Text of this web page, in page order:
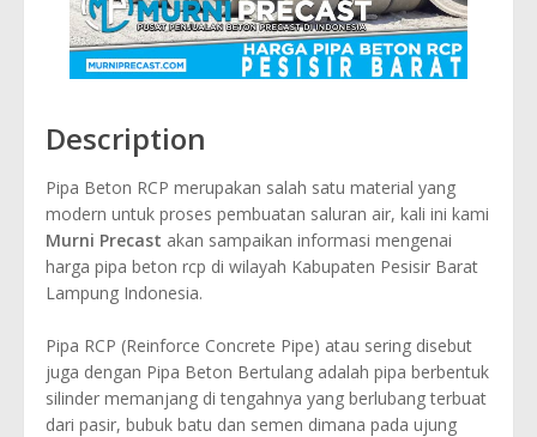
Description
Pipa Beton RCP merupakan salah satu material yang
modern untuk proses pembuatan saluran air, kali ini kami
Murni Precast akan sampaikan informasi mengenai
harga pipa beton rcp di wilayah Kabupaten Pesisir Barat
Lampung Indonesia.
Pipa RCP (Reinforce Concrete Pipe) atau sering disebut
juga dengan Pipa Beton Bertulang adalah pipa berbentuk
silinder memanjang di tengahnya yang berlubang terbuat
dari pasir, bubuk batu dan semen dimana pada ujung